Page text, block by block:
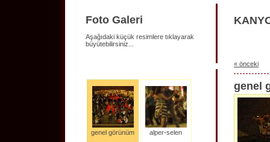
Foto Galeri
Aşağıdaki küçük resimlere tıklayarak
büyütebilirsiniz...
genel görünüm alper-selen
« önceki
genel